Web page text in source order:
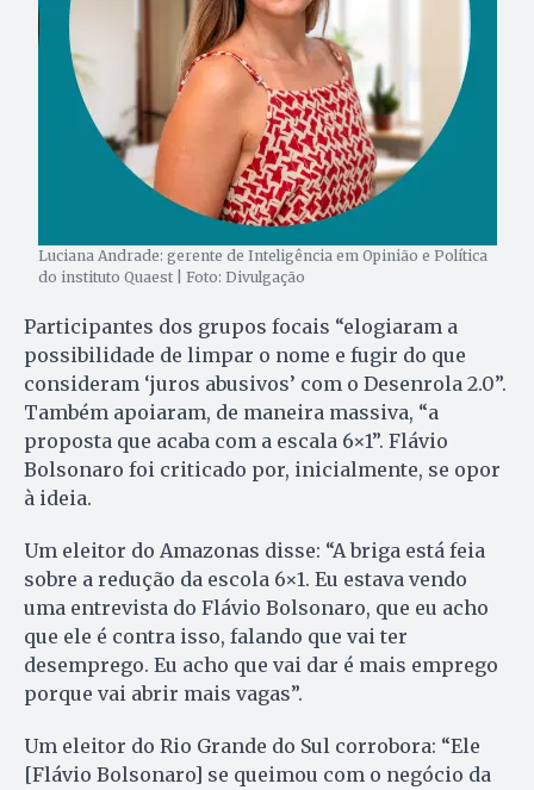
Luciana Andrade: gerente de Inteligência em Opinião e Política
do instituto Quaest | Foto: Divulgação
Participantes dos grupos focais “elogiaram a
possibilidade de limpar o nome e fugir do que
consideram ‘juros abusivos’ com o Desenrola 2.0”.
Também apoiaram, de maneira massiva, “a
proposta que acaba com a escala 6×1”. Flávio
Bolsonaro foi criticado por, inicialmente, se opor
à ideia.
Um eleitor do Amazonas disse: “A briga está feia
sobre a redução da escola 6×1. Eu estava vendo
uma entrevista do Flávio Bolsonaro, que eu acho
que ele é contra isso, falando que vai ter
desemprego. Eu acho que vai dar é mais emprego
porque vai abrir mais vagas”.
Um eleitor do Rio Grande do Sul corrobora: “Ele
[Flávio Bolsonaro] se queimou com o negócio da